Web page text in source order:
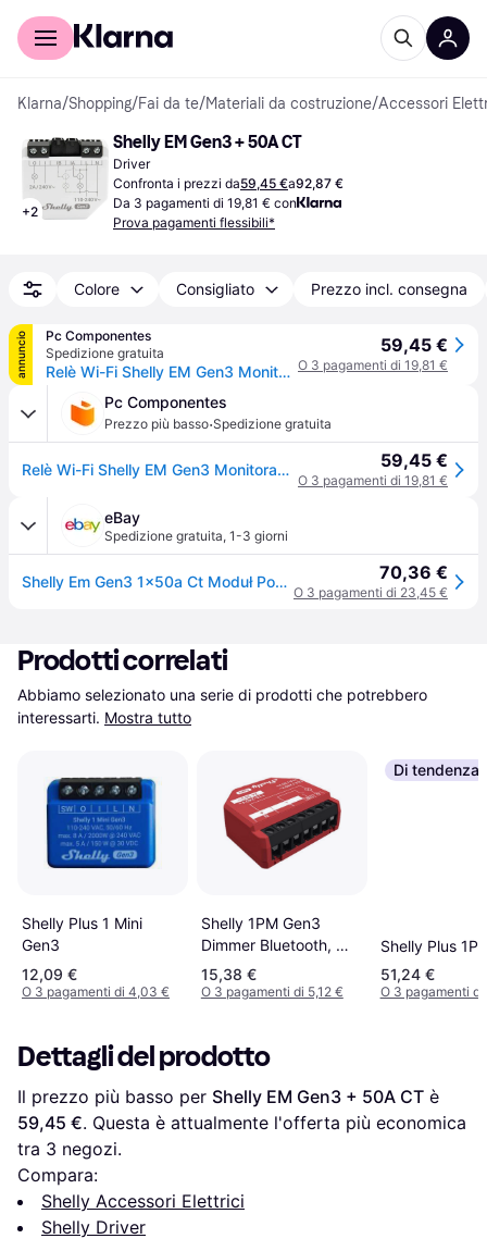
Per il tuo shopping
Klarna/Shopping/Fai da te/Materiali da costruzione/Accessori
+2
Shelly EM Gen3 + 50A CT
Driver
Confronta i prezzi da59,45 €a92,87 €
Da 3 pagamenti di 19,81 € con
Prova pagamenti flessibili*
Colore Consigliato Prezzo incl. consegna
annuncio
Pc Componentes
Spedizione gratuita
Relè Wi-Fi Shelly EM Gen3 Monitoraggio Energia, Controllo carichi, Wi-Fi, Due Canali
59,45 €
O 3 pagamenti di 19,81 €
Pc Componentes
Prezzo più basso·Spedizione gratuita
Relè Wi-Fi Shelly EM Gen3 Monitoraggio Energia, Controllo carichi, Wi-Fi, Due Canali 59,45 €
O 3 pagamenti di 19,81 €
eBay
Spedizione gratuita, 1-3 giorni
Shelly Em Gen3 1x50a Ct Moduł Pomiaru Energii W Zestawie 70,36 €
O 3 pagamenti di 23,45 €
Prodotti correlati
Abbiamo selezionato una serie di prodotti che potrebbero
interessarti. Mostra tutto
Shelly Plus 1 Mini
Gen3
12,09 €
O 3 pagamenti di 4,03 €
Shelly 1PM Gen3
Dimmer Bluetooth, Wi-
Fi
15,38 €
O 3 pagamenti di 5,12 €
Di tendenza
Shelly Plus
51,24 €
O 3 pagamenti di
Dettagli del prodotto
Il prezzo più basso per Shelly EM Gen3 + 50A CT
59,45 €. Questa è attualmente l'offerta più economica
tra 3 negozi.
Compara:
Shelly Accessori Elettrici
Shelly Driver